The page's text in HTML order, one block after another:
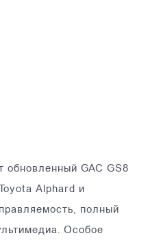
обновленный GAC GS8
Alphard и
полный
Особое